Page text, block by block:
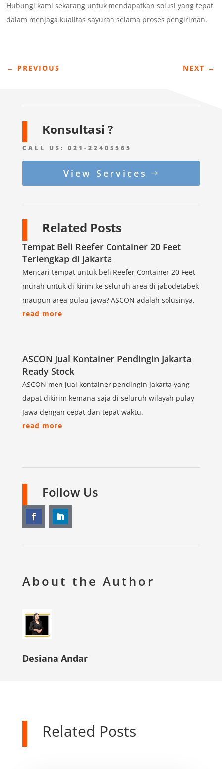
Hubungi kami sekarang untuk mendapatkan solusi yang tepat
dalam menjaga kualitas sayuran selama proses pengiriman.
← PREVIOUS NEXT →
Konsultasi ?
CALL US: 021-22405565
View Services
Related Posts
Tempat Beli Reefer Container 20 Feet
Terlengkap di Jakarta
Mencari tempat untuk beli Reefer Container 20 Feet
murah untuk di kirim ke seluruh area di jabodetabek
maupun area pulau jawa? ASCON adalah solusinya.
read more
ASCON Jual Kontainer Pendingin Jakarta
Ready Stock
ASCON men jual kontainer pendingin Jakarta yang
dapat dikirim kemana saja di seluruh wilayah pulay
Jawa dengan cepat dan tepat waktu.
read more
Follow Us
About the Author
Desiana Andar
Related Posts